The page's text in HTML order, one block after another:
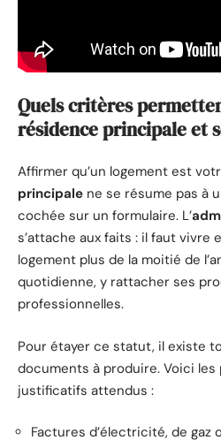
Quels critères
résidence principale et
Affirmer qu’un logement est
principale ne se résume pas à
cochée sur un formulaire. L’
s’attache aux faits : il faut vivre
logement plus de la moitié de
quotidienne, y rattacher ses
professionnelles.
Pour étayer ce statut, il existe
documents à produire. Voici les
justificatifs attendus :
Factures d’électricité, de gaz